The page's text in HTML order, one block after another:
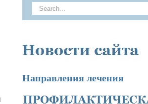
Направления лечения